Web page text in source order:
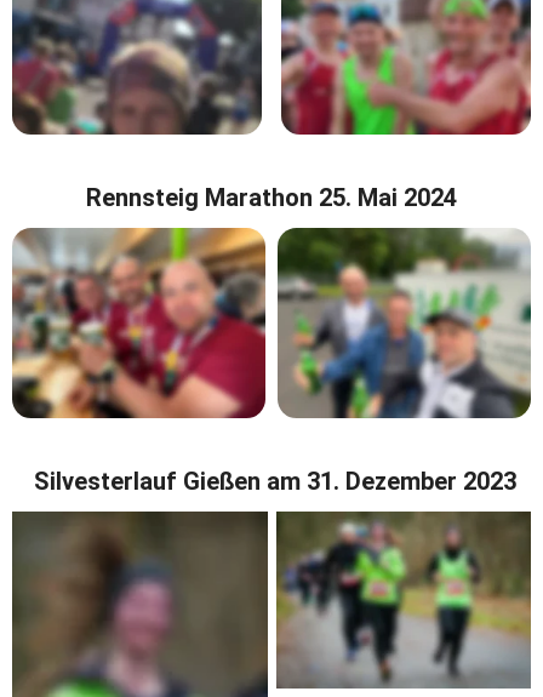
Rennsteig Marathon 25. Mai 2024
Silvesterlauf Gießen am 31. Dezember 2023